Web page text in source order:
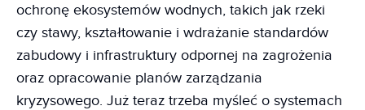
ochronę ekosystemów wodnych, takich jak rzeki
czy stawy, kształtowanie i wdrażanie standardów
zabudowy i infrastruktury odpornej na zagrożenia
oraz opracowanie planów zarządzania
kryzysowego. Już teraz trzeba myśleć o systemach